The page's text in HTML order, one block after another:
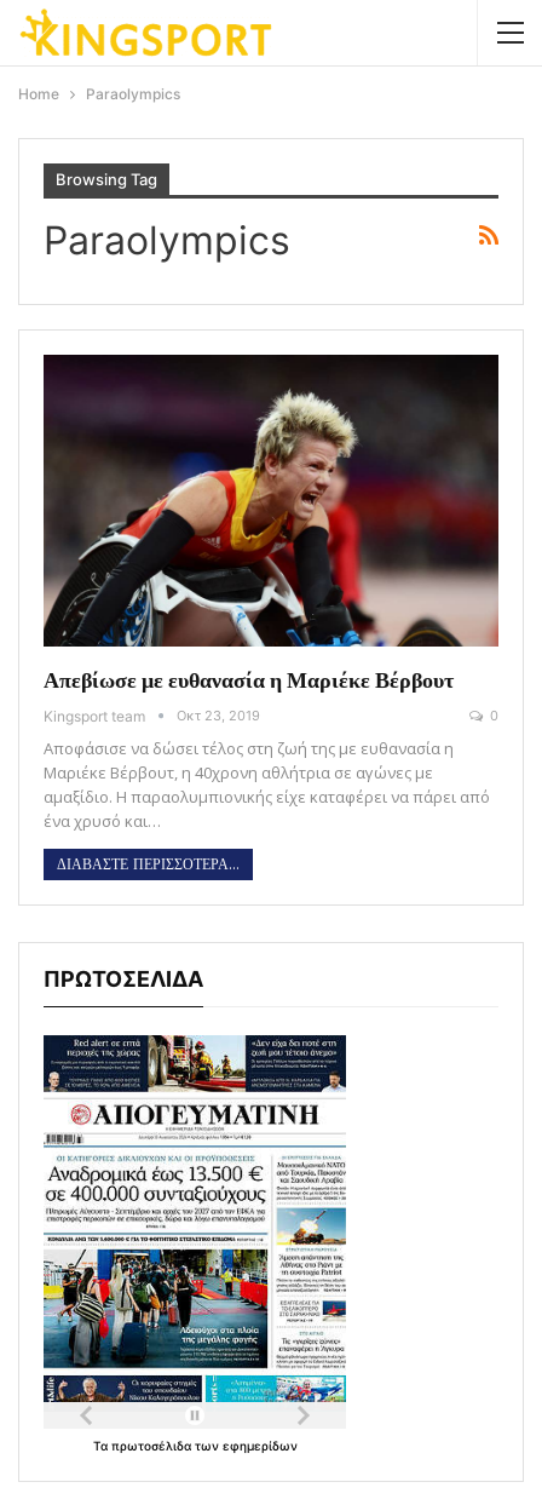
Home Paraolympics
Browsing Tag
Paraolympics
Απεβίωσε με ευθανασία η Μαριέκε Βέρβουτ
Kingsport team Οκτ 23, 2019 0
Αποφάσισε να δώσει τέλος στη ζωή της με ευθανασία η
Μαριέκε Βέρβουτ, η 40χρονη αθλήτρια σε αγώνες με
αμαξίδιο. Η παραολυμπιονικής είχε καταφέρει να πάρει από
ένα χρυσό και…
ΔΙΑΒΑΣΤΕ ΠΕΡΙΣΣΟΤΕΡΑ...
ΠΡΩΤΟΣΕΛΙΔΑ
Τα πρωτοσέλιδα των εφημερίδων